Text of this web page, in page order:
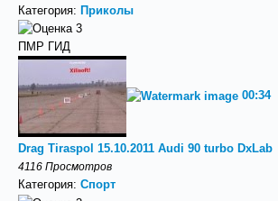
Категория: Приколы
ПМР ГИД
00:34
Drag Tiraspol 15.10.2011 Audi 90 turbo DxLab
4116 Просмотров
Категория: Спорт